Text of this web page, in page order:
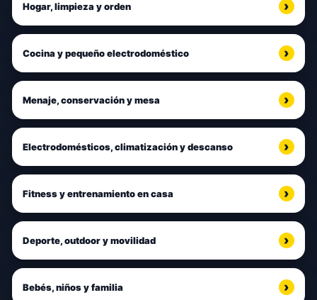
Hogar, limpieza y orden
Cocina y pequeño electrodoméstico
Menaje, conservación y mesa
Electrodomésticos, climatización y descanso
Fitness y entrenamiento en casa
Deporte, outdoor y movilidad
Bebés, niños y familia